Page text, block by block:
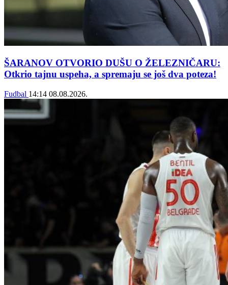
ŠARANOV OTVORIO DUŠU O ŽELEZNIČARU:
Otkrio tajnu uspeha, a spremaju se još dva poteza!
Fudbal 14:14 08.08.2026.